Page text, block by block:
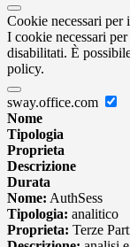
Cookie necessari per
I cookie necessari
disabilitati. È
policy.
sway.office.com
Nome
Tipologia
Proprieta
Descrizione
Durata
Nome: AuthSess
Tipologia: analitico
Proprieta: Terze